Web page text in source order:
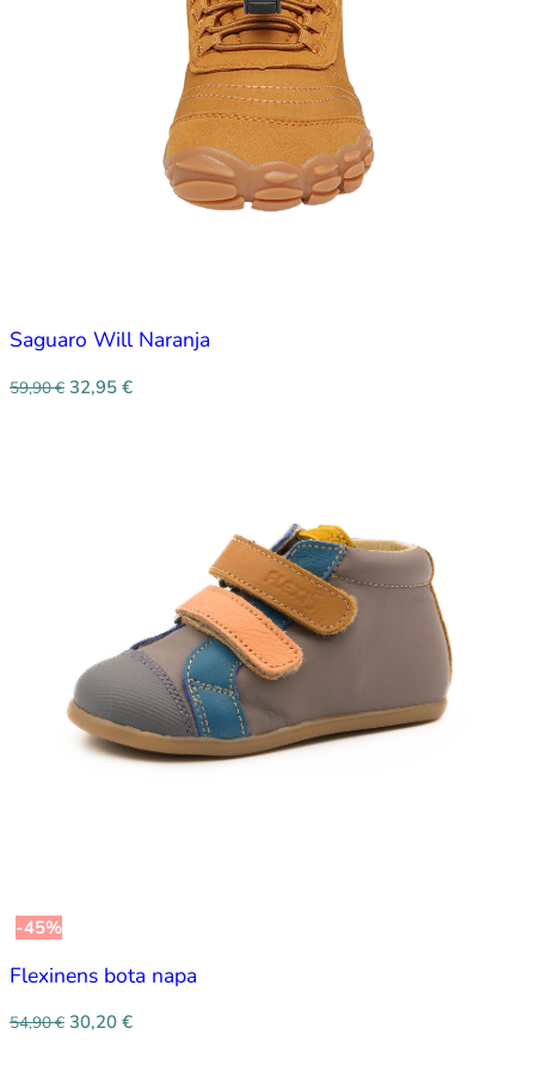
Saguaro Will Naranja
59,90€ 32,95 €
-45%
Flexinens bota napa
54,90€ 30,20 €